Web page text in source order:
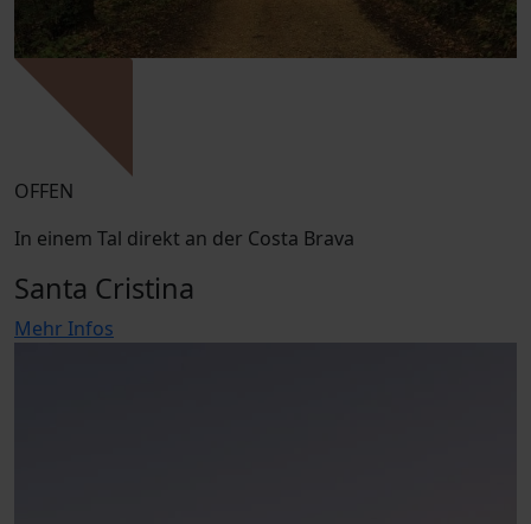
OFFEN
In einem Tal direkt an der Costa Brava
Santa Cristina
Mehr Infos